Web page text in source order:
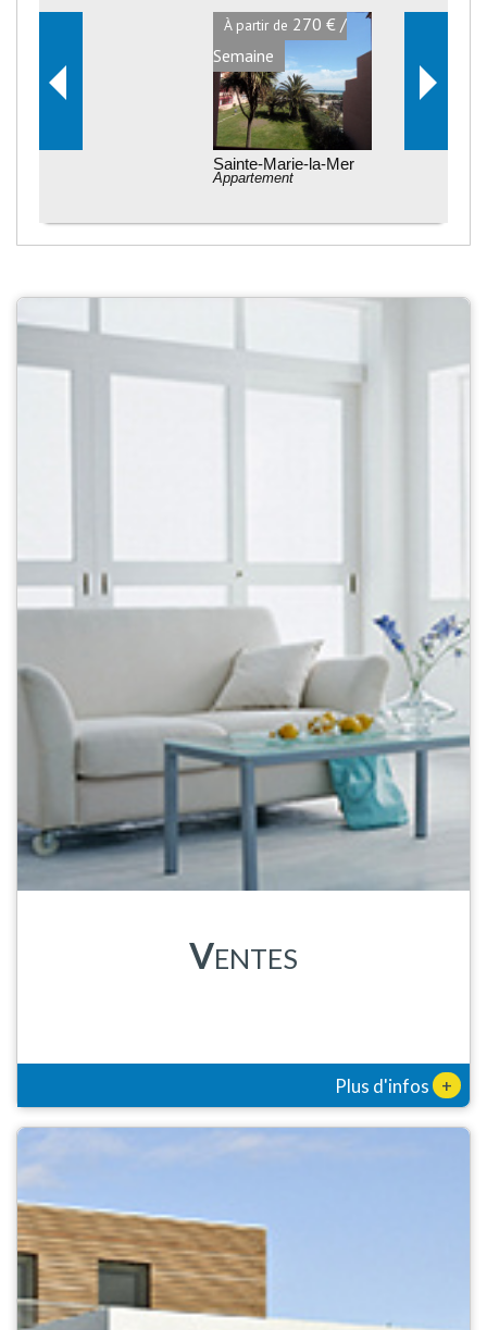
À partir de270 € /
Semaine
Sainte-Marie-la-Mer
Appartement
VENTES
Plus d'infos +